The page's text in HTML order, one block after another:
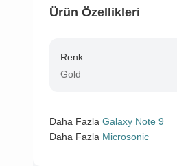
Ürün Özellikleri
Renk
Gold
Daha Fazla Galaxy Note 9
Daha Fazla Microsonic